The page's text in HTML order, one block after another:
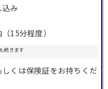
込み
15分程度）
続きます
くは保険証をお持ちくだ